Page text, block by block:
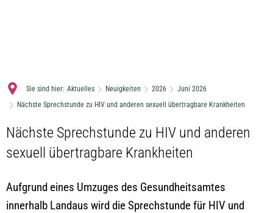
Sie sind hier: Aktuelles Neuigkeiten 2026
Juni 2026
Nächste Sprechstunde zu HIV und anderen sexuell übertragbare Krankheiten
Nächste Sprechstunde zu HIV und anderen
sexuell übertragbare Krankheiten
Aufgrund eines Umzuges des Gesundheitsamtes
innerhalb Landaus wird die Sprechstunde für HIV und